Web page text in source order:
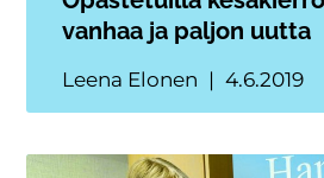
vanhaa ja paljon uutta
Leena Elonen 4.6.2019